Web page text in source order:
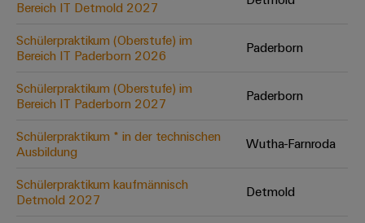
Unsere Neuheiten
im Bereich
Bereich IT Detmold 2027
Schülerpraktikum (Oberstufe) im
Bereich IT Paderborn 2026
Paderborn
Schülerpraktikum (Oberstufe) im
Bereich IT Paderborn 2027
Paderborn
Schülerpraktikum * in der technischen
Ausbildung
Wutha-Farnroda
Schülerpraktikum kaufmännisch
Detmold 2027
Detmold